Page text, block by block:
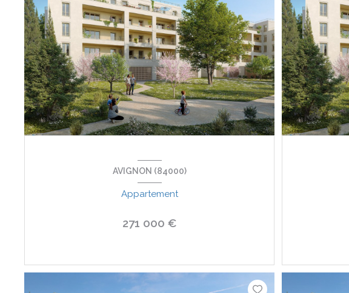
AVIGNON (84000)
Appartement
271 000 €